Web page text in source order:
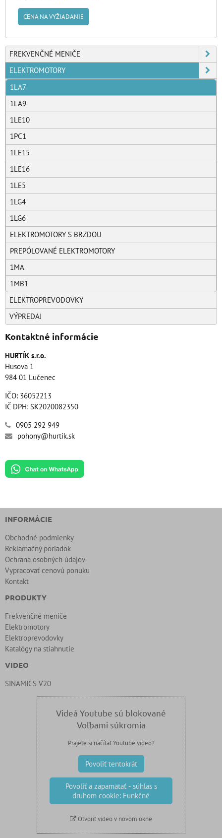
CENA NA VYŽIADANIE
FREKVENČNÉ MENIČE
ELEKTROMOTORY
1LA7
1LA9
1LE10
1PC1
1LE15
1LE16
1LE5
1LG4
1LG6
ELEKTROMOTORY S BRZDOU
PREPÓLOVANÉ ELEKTROMOTORY
1MA
1MB1
ELEKTROPREVODOVKY
VÝPREDAJ
Kontaktné informácie
HURTÍK s.r.o.
Husova 1
984 01 Lučenec
IČO: 36052213
IČ DPH: SK2020082350
0905 292 949
pohony@hurtik.sk
INFORMÁCIE
Obchodné podmienky
Reklamačný poriadok
Ochrana osobných údajov
Vypracovať cenovú ponuku
Kontakt
PRODUKTY
Frekvenčné meniče
Elektromotory
Elektroprevodovky
Katalógy na stiahnutie
VIDEO
SINAMICS V20
Videá Youtube sú blokované
Voľbami súkromia
Prajete si načítať Youtube video?
Povoliť tentokrát
Povoliť a zapamätať - súhlas s
druhom cookie: Funkčné
Otvoriť video v novom okne